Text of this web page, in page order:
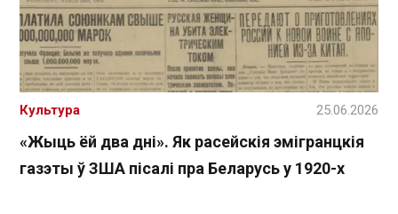
«Жыць ёй два дні». Як расейскія эмігранцкія
газэты ў ЗША пісалі пра Беларусь у 1920-х
Культура 25.06.2026